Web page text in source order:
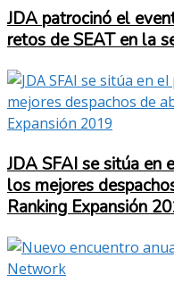
JDA patrocinó el
retos de SEAT en la
JDA SFAI se sitúa en
los mejores
Ranking Expansión